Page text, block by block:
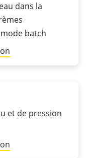
dans la
batch
et de pression